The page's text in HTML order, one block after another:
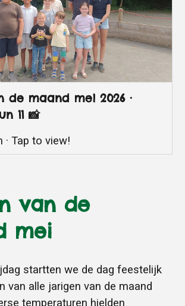
de maand mei 2026 ·
11 📸
· Tap to view!
van de
mei
startten we de dag feestelijk
van alle jarigen van de maand
temperaturen hielden